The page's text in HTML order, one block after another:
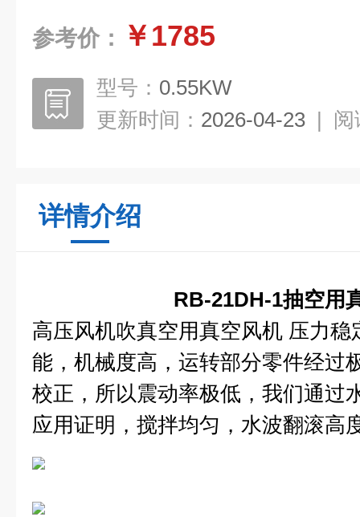
参考价： ￥1785
型号： 0.55KW
更新时间： 2026-04-23 | 阅
详情介绍
RB-21DH-1抽空用
高压风机吹真空用真空风机 压力
能，机械度高，运转部分零件经过
校正，所以震动率极低，我们通过
应用证明，搅拌均匀，水波翻滚高